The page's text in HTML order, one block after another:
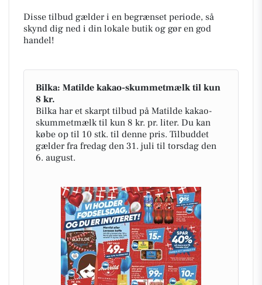
Disse tilbud gælder i en begrænset periode, så
skynd dig ned i din lokale butik og gør en god
handel!
Bilka: Matilde kakao-skummetmælk til kun
8 kr.
Bilka har et skarpt tilbud på Matilde kakao-
skummetmælk til kun 8 kr. pr. liter. Du kan
købe op til 10 stk. til denne pris. Tilbuddet
gælder fra fredag den 31. juli til torsdag den
6. august.